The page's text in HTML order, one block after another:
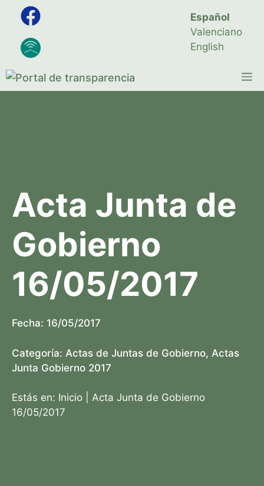
Saltar
contenido
Español
Valenciano
English
Acta Junta de
Gobierno
16/05/2017
Fecha: 16/05/2017
Categoría: Actas de Juntas de Gobierno, Actas
Junta Gobierno 2017
Estás en: Inicio
Acta Junta de Gobierno
16/05/2017